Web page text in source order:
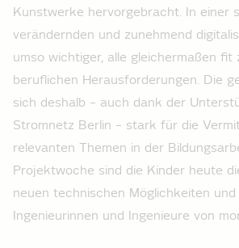
Kunstwerke hervorgebracht. In einer
verändernden und zunehmend
umso wichtiger, alle gleichermaßen
beruflichen Herausforderungen. Die
sich deshalb – auch dank der
Stromnetz Berlin – stark für die
relevanten Themen in der
Projektwoche sind die Kinder heute
neuen technischen Möglichkeiten und
Ingenieurinnen und Ingenieure von